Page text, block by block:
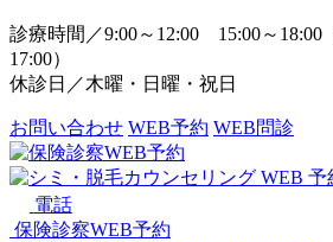
診療時間／9:00～12:00 15:00～18:00
17:00）
休診日／木曜・日曜・祝日
お問い合わせ WEB予約 WEB問診
電話
保険診察WEB予約